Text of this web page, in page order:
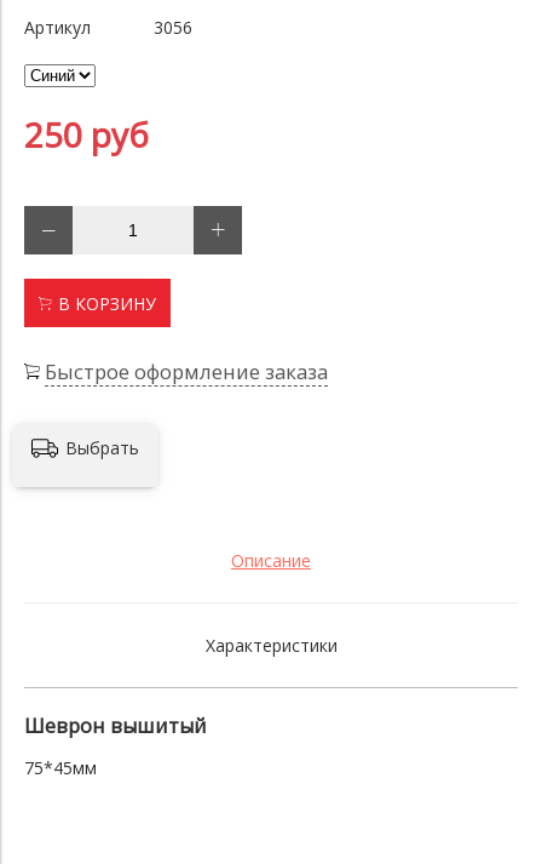
Артикул 3056
250 руб
В КОРЗИНУ
Быстрое оформление заказа
Выбрать
Описание
Характеристики
Шеврон вышитый
75*45мм